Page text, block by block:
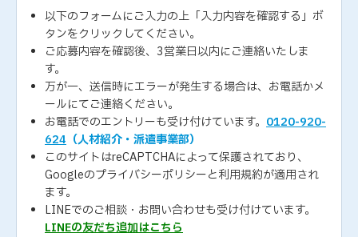
以下のフォームにご入力の上「入力内容を確認する」ボ
タンをクリックしてください。
ご応募内容を確認後、3営業日以内にご連絡いたしま
す。
万が一、送信時にエラーが発生する場合は、お電話かメ
ールにてご連絡ください。
お電話でのエントリーも受け付けています。 0120-920-
624 （人材紹介・派遣事業部）
このサイトはreCAPTCHAによって保護されており、
Googleのプライバシーポリシーと利用規約が適用され
ます。
LINEでのご相談・お問い合わせも受け付けています。
LINEの友だち追加はこちら